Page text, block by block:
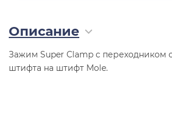
Описание
Зажим Super Clamp с переходником
штифта на штифт Mole.